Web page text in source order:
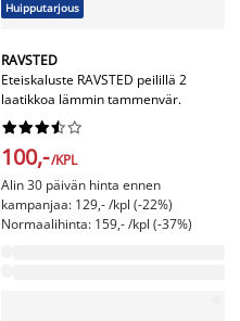
Huipputarjous
RAVSTED
Eteiskaluste RAVSTED peilillä 2
laatikkoa lämmin tammenvär.






100,-/KPL
Alin 30 päivän hinta ennen
kampanjaa: 129,- /kpl (-22%)
Normaalihinta: 159,- /kpl (-37%)